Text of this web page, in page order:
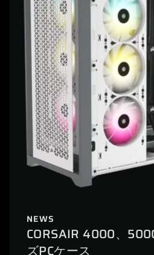
NEWS
CORSAIR 4000、
ズPCケース